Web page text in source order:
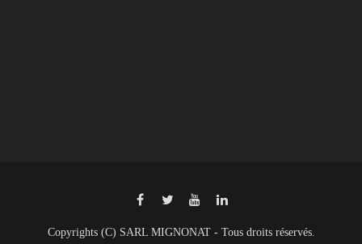
Copyrights (C) SARL MIGNONAT - Tous droits réservés.